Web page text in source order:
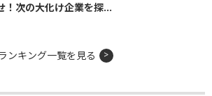
！次の大化け企業を探...
ンキング一覧を見る